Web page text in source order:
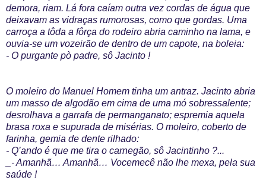
demora, riam. Lá fora caíam outra vez cordas de água que
deixavam as vidraças rumorosas, como que gordas. Uma
carroça a tôda a fôrça do rodeiro abria caminho na lama, e
ouvia-se um vozeirão de dentro de um capote, na boleia:
- O purgante pò padre, sô Jacinto !
O moleiro do Manuel Homem tinha um antraz. Jacinto abria
um masso de algodão em cima de uma mó sobressalente;
desrolhava a garrafa de permanganato; espremia aquela
brasa roxa e supurada de misérias. O moleiro, coberto de
farinha, gemia de dente rilhado:
- Q’ando é que me tira o carnegão, sô Jacintinho ?...
_- Amanhã… Amanhã… Vocemecê não lhe mexa, pela sua
saúde !